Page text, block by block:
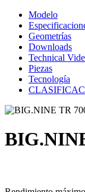
Modelo
Geometrías
Downloads
Technical
Piezas
Tecnología